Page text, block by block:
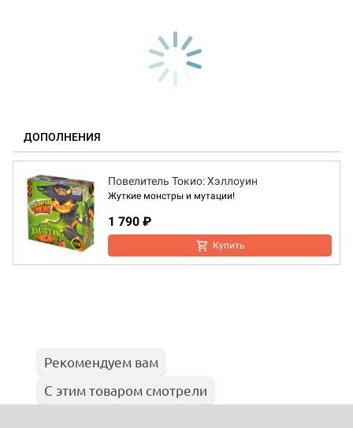
ДОПОЛНЕНИЯ
Повелитель Токио: Хэллоуин
Жуткие монстры и мутации!
1 790 ₽
Купить
Рекомендуем вам
С этим товаром смотрели